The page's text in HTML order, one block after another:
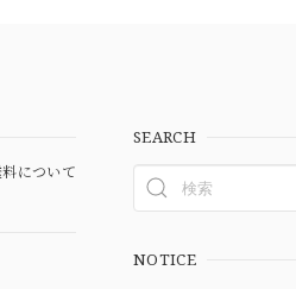
について
SEARCH
NOTICE